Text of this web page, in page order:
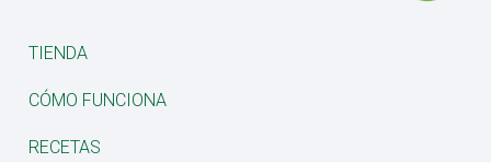
TIENDA
CÓMO FUNCIONA
RECETAS